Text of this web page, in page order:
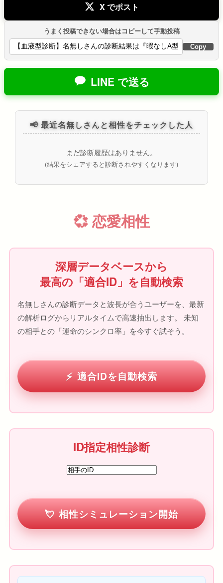
X でポスト
うまく投稿できない場合はコピーして手動投稿
Copy
LINE で送る
📢 最近名無しさんと相性をチェックした人
まだ診断履歴はありません。
(結果をシェアすると診断されやすくなります)
💞 恋愛相性
深層データベースから
最高の「適合ID」を自動検索
名無しさんの診断データと波長が合うユーザーを、最新
の解析ログからリアルタイムで高速抽出します。 未知
の相手との「運命のシンクロ率」を今すぐ試そう。
適合IDを自動検索
ID指定相性診断
相性シミュレーション開始